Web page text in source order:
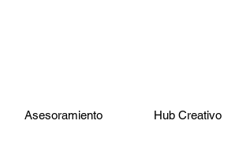
Asesoramiento Hub Creativo